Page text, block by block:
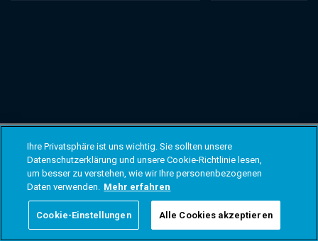
Ihre Privatsphäre ist uns wichtig. Sie sollten unsere
Datenschutzerklärung und unsere Cookie-Richtlinie lesen,
um besser zu verstehen, wie wir Ihre personenbezogenen
Daten verwenden. Mehr erfahren
Cookie-Einstellungen Alle Cookies akzeptieren